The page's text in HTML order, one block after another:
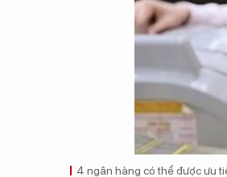
4 ngân hàng có thể được ưu